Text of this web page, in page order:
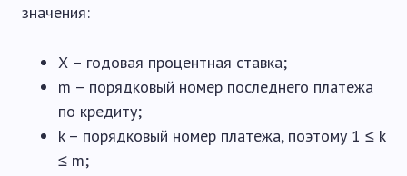
значения:
Х – годовая процентная ставка;
m – порядковый номер последнего платежа
по кредиту;
k – порядковый номер платежа, поэтому 1 ≤ k
≤ m;